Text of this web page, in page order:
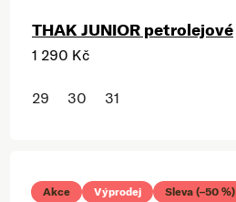
THAK JUNIOR petrolejové
1 290 Kč
29 30 31
Akce Výprodej Sleva (–50 %)